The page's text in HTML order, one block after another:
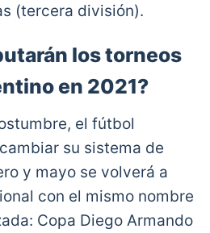
(tercera división).
los torneos
en 2021?
el fútbol
su sistema de
y mayo se volverá a
con el mismo nombre
Copa Diego Armando